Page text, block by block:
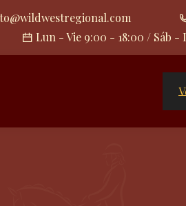
Lun - Vie 9:00 - 18:00 / Sáb -